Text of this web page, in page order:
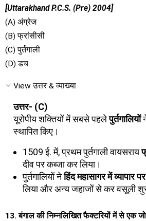
[Uttarakhand P.C.S. (Pre) 2004]
(A) अंग्रेज
(B) फ्रांसीसी
(C) पुर्तगाली
(D) डच
View उत्तर & व्याख्या
उत्तर- (C)
यूरोपीय शक्तियों में सबसे पहलेपुर्तगालियों
स्थापित किए।
1509 ई. में, प्रथम पुर्तगाली वायसराय
दीव पर कब्जा कर लिया।
पुर्तगालियों नेहिंद महासागर में व्यापार
लिया और अन्य जहाजों से कर वसूली
13. बंगाल की निम्नलिखित फैक्टरियों में से एक जो